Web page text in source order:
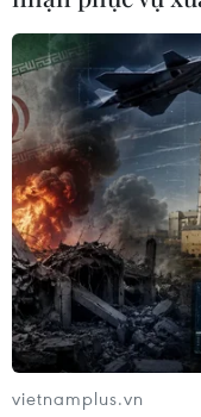
vietnamplus.vn